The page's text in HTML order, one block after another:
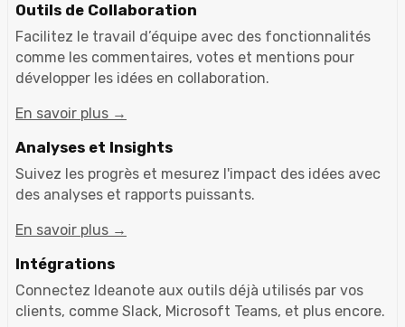
Outils de Collaboration
Facilitez le travail d’équipe avec des fonctionnalités
comme les commentaires, votes et mentions pour
développer les idées en collaboration.
En savoir plus →
Analyses et Insights
Suivez les progrès et mesurez l'impact des idées avec
des analyses et rapports puissants.
En savoir plus →
Intégrations
Connectez Ideanote aux outils déjà utilisés par vos
clients, comme Slack, Microsoft Teams, et plus encore.